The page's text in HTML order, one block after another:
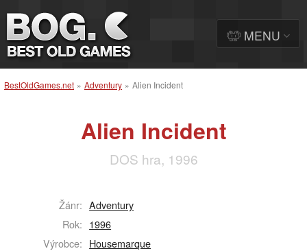
BestOldGames.net » Adventury » Alien Incident
Alien Incident
DOS hra, 1996
Žánr: Adventury
Rok: 1996
Výrobce: Housemarque
MENU